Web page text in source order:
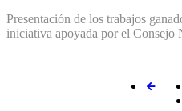
Presentación de los trabajos
iniciativa apoyada por el